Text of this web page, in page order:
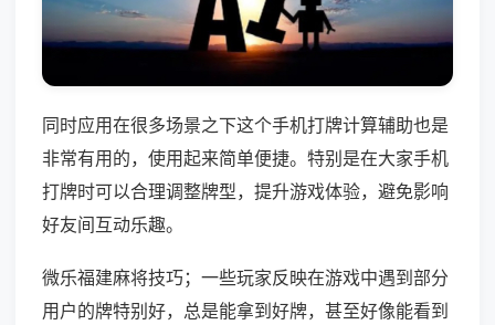
同时应用在很多场景之下这个手机打牌计算辅助也是
非常有用的，使用起来简单便捷。特别是在大家手机
打牌时可以合理调整牌型，提升游戏体验，避免影响
好友间互动乐趣。
微乐福建麻将技巧；一些玩家反映在游戏中遇到部分
用户的牌特别好，总是能拿到好牌，甚至好像能看到